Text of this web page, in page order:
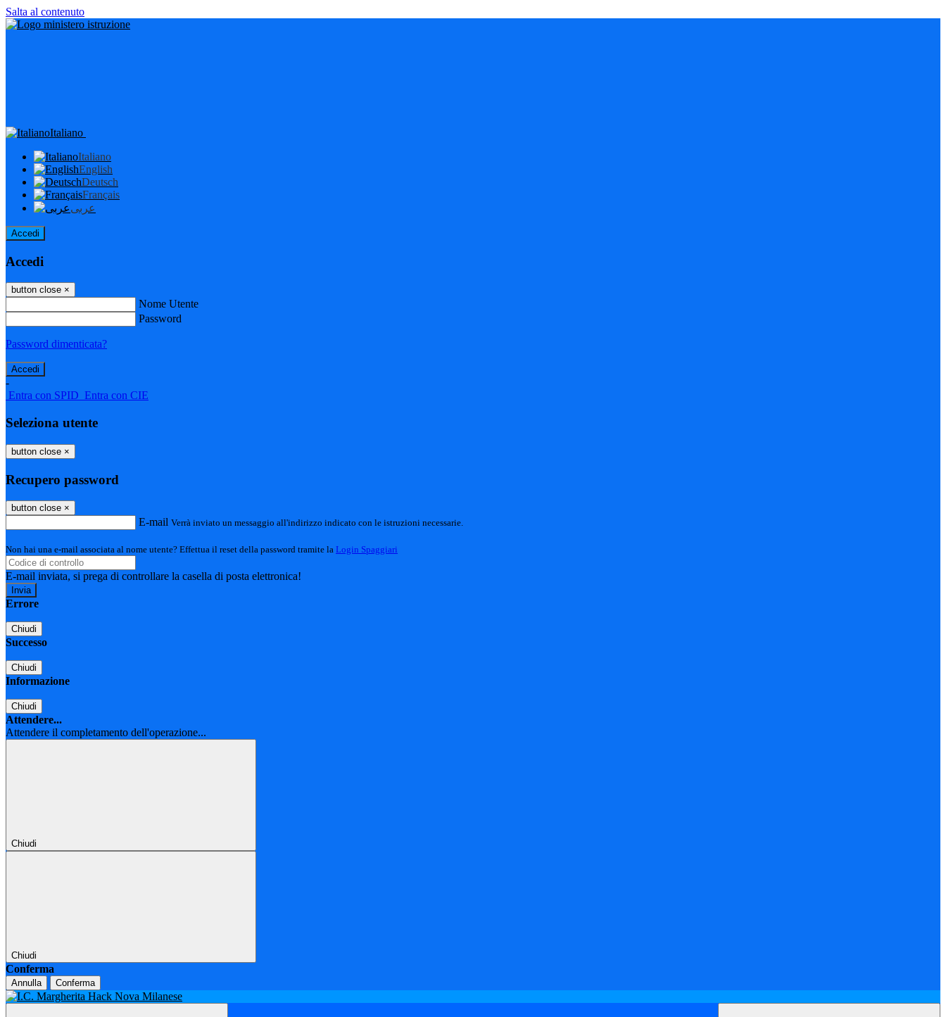
Salta al contenuto
Italiano
Italiano
English
Deutsch
Français
عربى
Accedi
Accedi
button close ×
Nome Utente
Password
Password dimenticata?
-
Entra con SPID Entra con CIE
Seleziona utente
button close ×
Recupero password
button close ×
E-mail Verrà inviato un messaggio all'indirizzo indicato con le istruzioni necessarie.
Non hai una e-mail associata al nome utente? Effettua il reset della password tramite la Login Spaggiari
E-mail inviata, si prega di controllare la casella di posta elettronica!
Errore
Chiudi
Successo
Chiudi
Informazione
Chiudi
Attendere...
Attendere il completamento dell'operazione...
Chiudi
Chiudi
Conferma
Annulla Conferma